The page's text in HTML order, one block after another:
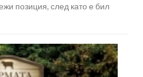
позиция, след като е бил